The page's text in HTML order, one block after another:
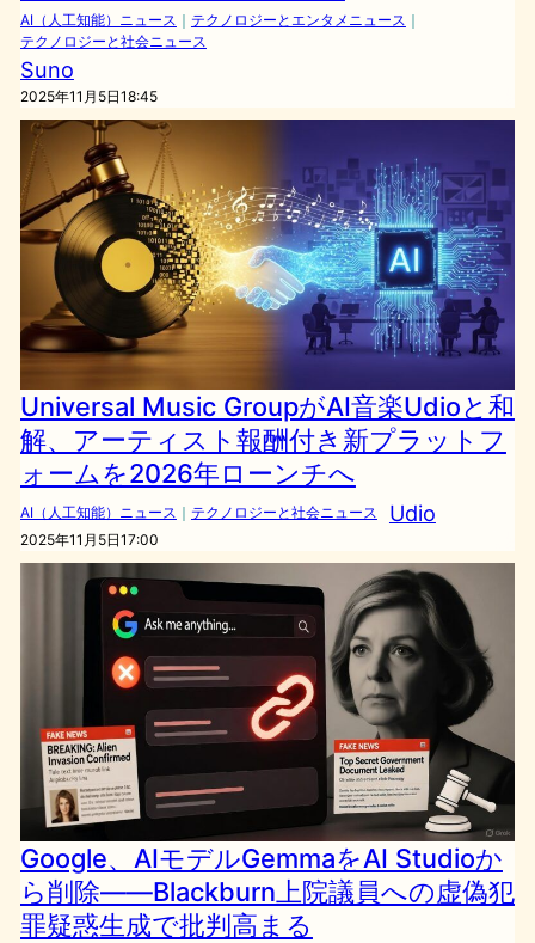
AI（人工知能）ニュース ｜ テクノロジーとエンタメニュース ｜
テクノロジーと社会ニュース
Suno
2025年11月5日18:45
Universal Music GroupがAI音楽Udioと和
解、アーティスト報酬付き新プラットフ
ォームを2026年ローンチへ
AI（人工知能）ニュース ｜ テクノロジーと社会ニュース Udio
2025年11月5日17:00
Google、AIモデルGemmaをAI Studioか
ら削除――Blackburn上院議員への虚偽犯
罪疑惑生成で批判高まる